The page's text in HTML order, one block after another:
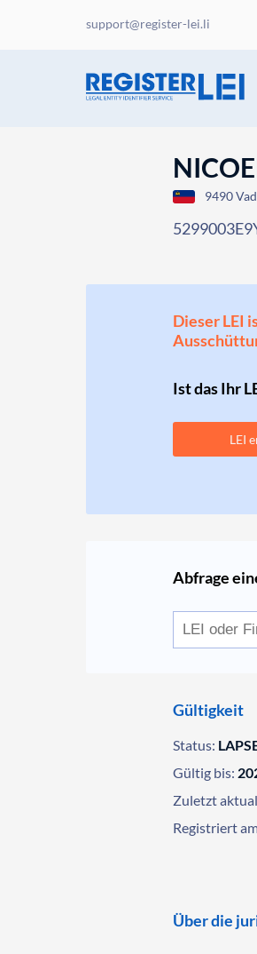
support@register-lei.li
9490
Dieser LEI
Ist das Ihr
LEI
Abfrage
Gültigkeit
Status:
Gültig bis:
Zuletzt
Registriert
Über die